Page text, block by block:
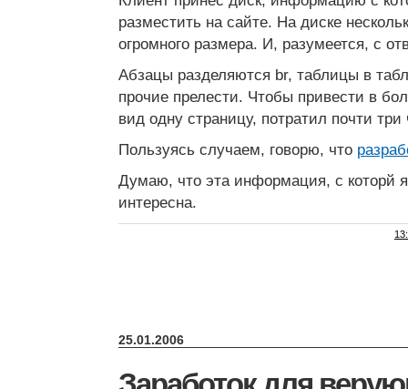
разместить на сайте. На диске
огромного размера. И, разумеется, с
Абзацы разделяются br, таблицы в
прочие прелести. Чтобы привести в
вид одну страницу, потратил почти три
Пользуясь случаем, говорю, что
Думаю, что эта информация, с которй
интересна.
25.01.2006